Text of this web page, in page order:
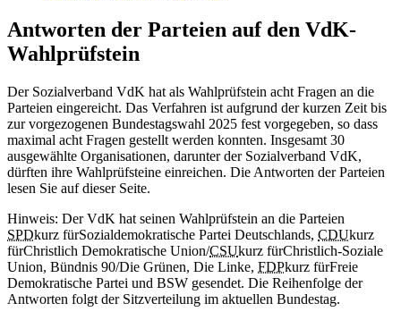
Antworten der Parteien auf den VdK-
Wahlprüfstein
Der Sozialverband VdK hat als Wahlprüfstein acht Fragen an die
Parteien eingereicht. Das Verfahren ist aufgrund der kurzen Zeit bis
zur vorgezogenen Bundestagswahl 2025 fest vorgegeben, so dass
maximal acht Fragen gestellt werden konnten. Insgesamt 30
ausgewählte Organisationen, darunter der Sozialverband VdK,
dürften ihre Wahlprüfsteine einreichen. Die Antworten der Parteien
lesen Sie auf dieser Seite.
Hinweis: Der VdK hat seinen Wahlprüfstein an die Parteien
SPDkurz fürSozialdemokratische Partei Deutschlands, CDUkurz
fürChristlich Demokratische Union/CSUkurz fürChristlich-Soziale
Union, Bündnis 90/Die Grünen, Die Linke, FDPkurz fürFreie
Demokratische Partei und BSW gesendet. Die Reihenfolge der
Antworten folgt der Sitzverteilung im aktuellen Bundestag.